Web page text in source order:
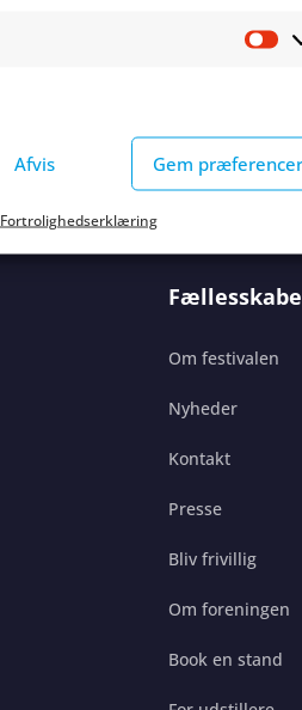
Afvis Gem præferencer
Fortrolighedserklæring
Om festivalen
Nyheder
Kontakt
Presse
Bliv frivillig
Om foreningen
Book en stand